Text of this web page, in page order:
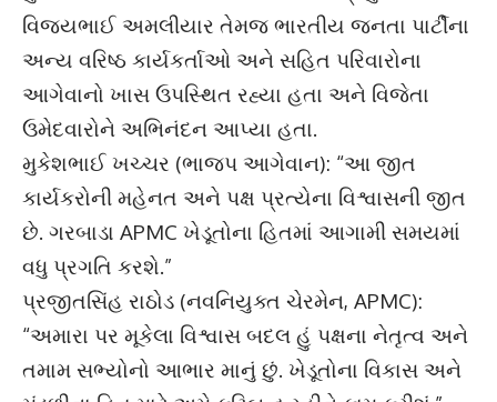
વિજયભાઈ અમલીયાર તેમજ ભારતીય જનતા પાર્ટીના
અન્ય વરિષ્ઠ કાર્યકર્તાઓ અને સહિત પરિવારોના
આગેવાનો ખાસ ઉપસ્થિત રહ્યા હતા અને વિજેતા
ઉમેદવારોને અભિનંદન આપ્યા હતા.
મુકેશભાઈ ખચ્ચર (ભાજપ આગેવાન): “આ જીત
કાર્યકરોની મહેનત અને પક્ષ પ્રત્યેના વિશ્વાસની જીત
છે. ગરબાડા APMC ખેડૂતોના હિતમાં આગામી સમયમાં
વધુ પ્રગતિ કરશે.”
પ્રજીતસિંહ રાઠોડ (નવનિયુક્ત ચેરમેન, APMC):
“અમારા પર મૂકેલા વિશ્વાસ બદલ હું પક્ષના નેતૃત્વ અને
તમામ સભ્યોનો આભાર માનું છું. ખેડૂતોના વિકાસ અને